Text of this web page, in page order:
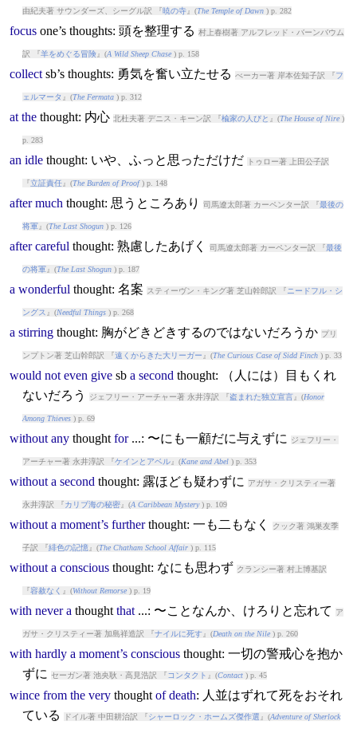
由紀夫著 サウンダーズ、シーグル訳 『暁の寺』(The Temple of Dawn) p. 282
focusone’s thoughts: 頭を整理する 村上春樹著 アルフレッド・バーンバウム
訳 『羊をめぐる冒険』(A Wild Sheep Chase) p. 158
collectsb’s thoughts: 勇気を奮い立たせる べーカー著 岸本佐知子訳 『フ
ェルマータ 』(The Fermata) p. 312
at the thought: 内心 北杜夫著 デニス・キーン訳 『楡家の人びと 』(The House of Nire)
p. 283
an idle thought: いや、ふっと思っただけだ トゥロー著 上田公子訳
『立証責任』(The Burden of Proof) p. 148
after much thought: 思うところあり 司馬遼太郎著 カーペンター訳 『最後の
将軍』(The Last Shogun) p. 126
after careful thought: 熟慮したあげく 司馬遼太郎著 カーペンター訳 『最後
の将軍』(The Last Shogun) p. 187
a wonderful thought: 名案 スティーヴン・キング著 芝山幹郎訳 『 ニードフル・シ
ングス 』(Needful Things) p. 268
a stirring thought: 胸がどきどきするのではないだろうか プリ
ンプトン著 芝山幹郎訳 『遠くからきた大リーガー 』(The Curious Case of Sidd Finch) p. 33
would not even givesb a second thought: （人には）目もくれ
ないだろう
ジェフリー・アーチャー著 永井淳訳 『盗まれた独立宣言』(Honor
Among Thieves) p. 69
without any thought for...: 〜にも一顧だに与えずに ジェフリー・
アーチャー著 永井淳訳 『ケインとアベル』(Kane and Abel) p. 353
without a second thought: 露ほども疑わずに アガサ・クリスティー著
永井淳訳 『カリブ海の秘密』(A Caribbean Mystery) p. 109
without a moment’s further thought: 一も二もなく クック著 鴻巣友季
子訳 『緋色の記憶』(The Chatham School Affair) p. 115
without a conscious thought: なにも思わず クランシー著 村上博基訳
『容赦なく 』(Without Remorse) p. 19
with never a thought that...: 〜ことなんか、けろりと忘れて ア
ガサ・クリスティー著 加島祥造訳 『ナイルに死す』(Death on the Nile) p. 260
with hardly a moment’s conscious thought: 一切の警戒心を抱か
ずに
セーガン著 池央耿・高見浩訳 『コンタクト 』(Contact) p. 45
wince from the very thought of death: 人並はずれて死をおそれ
ている
ドイル著 中田耕治訳 『シャーロック・ホームズ傑作選 』(Adventure of Sherlock